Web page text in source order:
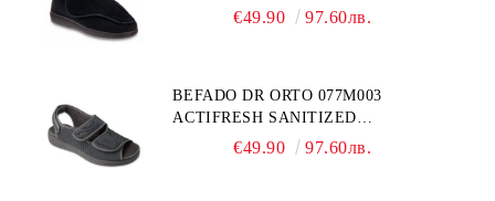
ЗА ГИПСИРАН ИЛИ СВРЪХ
€49.90 97.60лв.
BEFADO DR ORTO 077M003
ACTIFRESH SANITIZED
ОРТОПЕДИЧНИ САНДАЛИ ЗА
€49.90 97.60лв.